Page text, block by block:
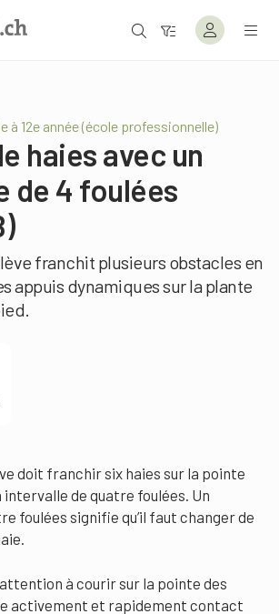
à 12e année (école professionnelle)
haies avec un
de 4 foulées
franchit plusieurs obstacles en
appuis dynamiques sur la plante
doit franchir six haies sur la pointe
intervalle de quatre foulées. Un
foulées signifie qu’il faut changer de
à courir sur la pointe des
activement et rapidement contact